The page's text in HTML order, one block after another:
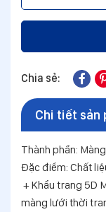
Chia sẻ:
Chi tiết sản
Thành phần:
Đặc điểm: Chất
+ Khẩu trang 5D
màng lưới thời